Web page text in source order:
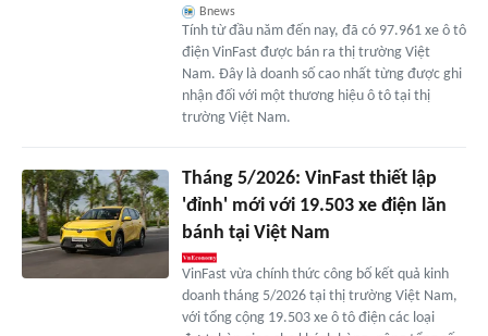
Bnews
Tính từ đầu năm đến nay, đã có 97.961 xe ô tô
điện VinFast được bán ra thị trường Việt
Nam. Đây là doanh số cao nhất từng được ghi
nhận đối với một thương hiệu ô tô tại thị
trường Việt Nam.
Tháng 5/2026: VinFast thiết lập
'đỉnh' mới với 19.503 xe điện lăn
bánh tại Việt Nam
VinFast vừa chính thức công bố kết quả kinh
doanh tháng 5/2026 tại thị trường Việt Nam,
với tổng cộng 19.503 xe ô tô điện các loại